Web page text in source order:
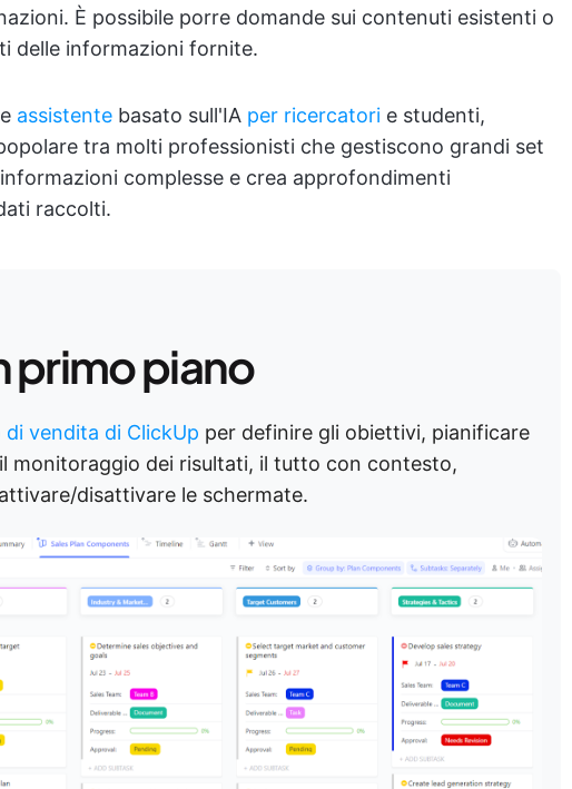
È possibile porre domande sui contenuti esistenti o
delle informazioni fornite.
assistente basato sull'IA per ricercatori e studenti,
tra molti professionisti che gestiscono grandi set
complesse e crea approfondimenti
raccolti.
primo piano
vendita di ClickUp per definire gli obiettivi, pianificare
monitoraggio dei risultati, il tutto con contesto,
disattivare le schermate.